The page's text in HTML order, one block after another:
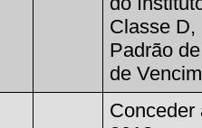
Classe D,
Padrão
de
Conceder